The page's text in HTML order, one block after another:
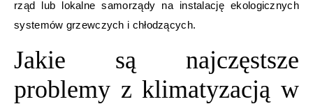
rząd lub lokalne samorządy na instalację ekologicznych
systemów grzewczych i chłodzących.
Jakie są najczęstsze
problemy z klimatyzacją w